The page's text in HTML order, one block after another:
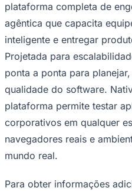
plataforma completa de
agêntica que capacita
inteligente e entregar
Projetada para
ponta a ponta para
qualidade do software.
plataforma permite testar
corporativos em qualquer
navegadores reais e
mundo real.
Para obter informações